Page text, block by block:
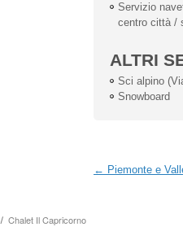
Chalet Il Capricorno
Servizio
centro città /
ALTRI
Sci alpino
Snowboard
← Piemonte e